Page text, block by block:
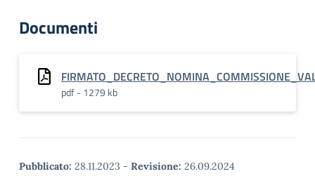
Documenti
pdf - 1279 kb
Pubblicato: 28.11.2023 - Revisione: 26.09.2024